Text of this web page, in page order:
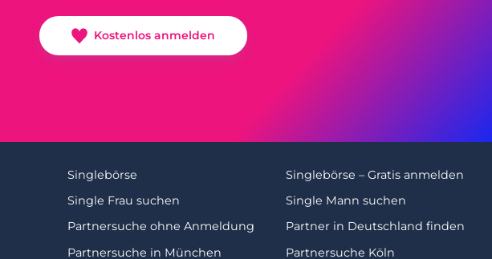
Kostenlos anmelden
Singlebörse
Singlebörse – Gratis anmelden
Single Frau suchen
Single Mann suchen
Partnersuche ohne Anmeldung
Partner in Deutschland finden
Partnersuche in München Partnersuche Köln